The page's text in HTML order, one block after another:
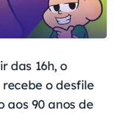
das 16h, o
o desfile
aos 90 anos de